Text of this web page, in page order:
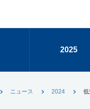
2025
ニュース 2024